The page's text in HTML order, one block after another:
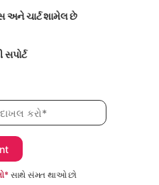
અને ચાર્ટ શામેલ છે
સપોર્ટ
છે
સાથે સંમત થાઓ છો